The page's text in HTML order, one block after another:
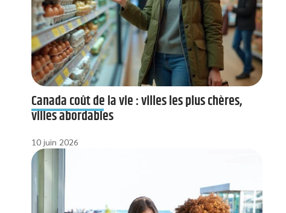
Canada coût de la vie : villes les plus chères,
villes abordables
10 juin 2026